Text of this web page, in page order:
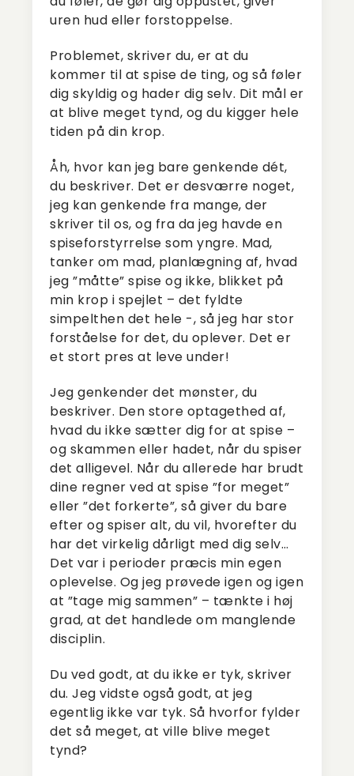
uren hud eller forstoppelse.
Problemet, skriver du, er at du
kommer til at spise de ting, og så føler
dig skyldig og hader dig selv. Dit mål er
at blive meget tynd, og du kigger hele
tiden på din krop.
Åh, hvor kan jeg bare genkende dét,
du beskriver. Det er desværre noget,
jeg kan genkende fra mange, der
skriver til os, og fra da jeg havde en
spiseforstyrrelse som yngre. Mad,
tanker om mad, planlægning af, hvad
jeg ”måtte” spise og ikke, blikket på
min krop i spejlet – det fyldte
simpelthen det hele -, så jeg har stor
forståelse for det, du oplever. Det er
et stort pres at leve under!
Jeg genkender det mønster, du
beskriver. Den store optagethed af,
hvad du ikke sætter dig for at spise –
og skammen eller hadet, når du spiser
det alligevel. Når du allerede har brudt
dine regner ved at spise ”for meget”
eller ”det forkerte”, så giver du bare
efter og spiser alt, du vil, hvorefter du
har det virkelig dårligt med dig selv…
Det var i perioder præcis min egen
oplevelse. Og jeg prøvede igen og igen
at ”tage mig sammen” – tænkte i høj
grad, at det handlede om manglende
disciplin.
Du ved godt, at du ikke er tyk, skriver
du. Jeg vidste også godt, at jeg
egentlig ikke var tyk. Så hvorfor fylder
det så meget, at ville blive meget
tynd?